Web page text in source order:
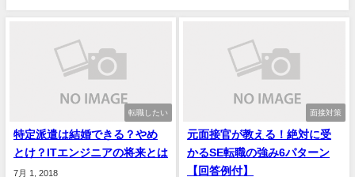
転職したい
特定派遣は結婚できる？やめ
とけ？ITエンジニアの将来とは
7月 1, 2018
面接対策
元面接官が教える！絶対に受
かるSE転職の強み6パターン
【回答例付】